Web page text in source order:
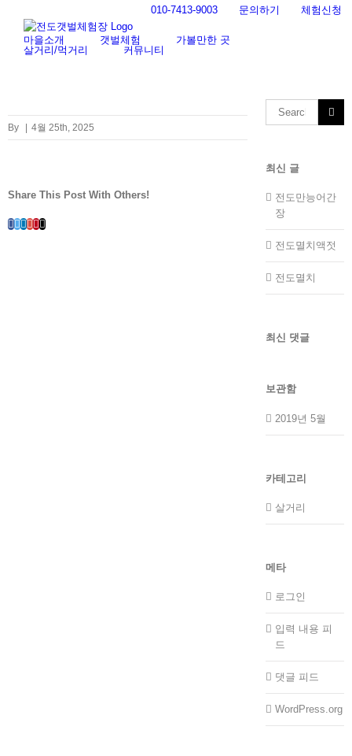
content
010-7413-9003 문의하기 체험신청
마을소개 갯벌체험
가볼만한 곳
살거리/먹거리
커뮤니티
By 4월 25th, 2025
Share This Post With Others!
Facebook
Twitter
LinkedIn
Whatsapp
Google+
Pinterest
Email
Search
for:
최신 글
전도만능어간
장
전도멸치액젓
전도멸치
최신 댓글
보관함
2019년 5월
카테고리
살거리
메타
로그인
입력 내용 피
드
댓글 피드
WordPress.org